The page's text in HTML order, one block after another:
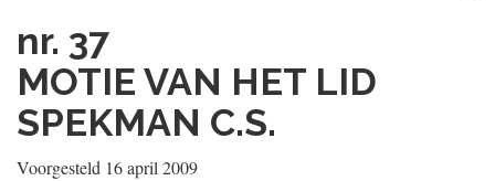
nr. 37
MOTIE VAN HET LID
SPEKMAN C.S.
Voorgesteld 16 april 2009